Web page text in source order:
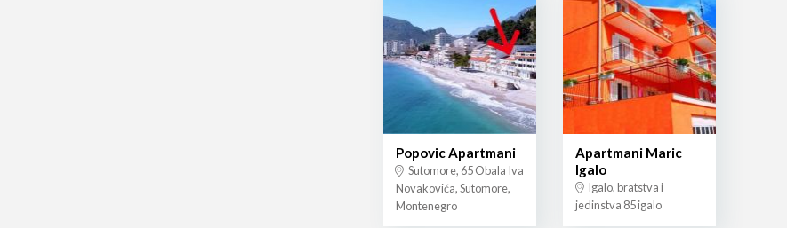
Popovic Apartmani
Sutomore, 65 Obala Iva
Novakovića, Sutomore,
Montenegro
Apartmani Maric
Igalo
Igalo, bratstva i
jedinstva 85 igalo